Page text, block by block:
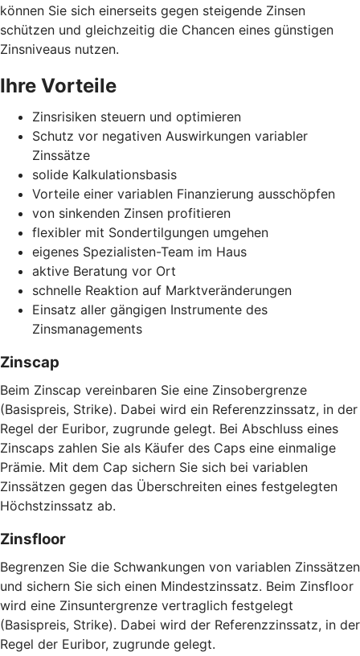
können Sie sich einerseits gegen steigende Zinsen
schützen und gleichzeitig die Chancen eines günstigen
Zinsniveaus nutzen.
Ihre Vorteile
Zinsrisiken steuern und optimieren
Schutz vor negativen Auswirkungen variabler
Zinssätze
solide Kalkulationsbasis
Vorteile einer variablen Finanzierung ausschöpfen
von sinkenden Zinsen profitieren
flexibler mit Sondertilgungen umgehen
eigenes Spezialisten-Team im Haus
aktive Beratung vor Ort
schnelle Reaktion auf Marktveränderungen
Einsatz aller gängigen Instrumente des
Zinsmanagements
Zinscap
Beim Zinscap vereinbaren Sie eine Zinsobergrenze
(Basispreis, Strike). Dabei wird ein Referenzzinssatz, in der
Regel der Euribor, zugrunde gelegt. Bei Abschluss eines
Zinscaps zahlen Sie als Käufer des Caps eine einmalige
Prämie. Mit dem Cap sichern Sie sich bei variablen
Zinssätzen gegen das Überschreiten eines festgelegten
Höchstzinssatz ab.
Zinsfloor
Begrenzen Sie die Schwankungen von variablen Zinssätzen
und sichern Sie sich einen Mindestzinssatz. Beim Zinsfloor
wird eine Zinsuntergrenze vertraglich festgelegt
(Basispreis, Strike). Dabei wird der Referenzzinssatz, in der
Regel der Euribor, zugrunde gelegt.